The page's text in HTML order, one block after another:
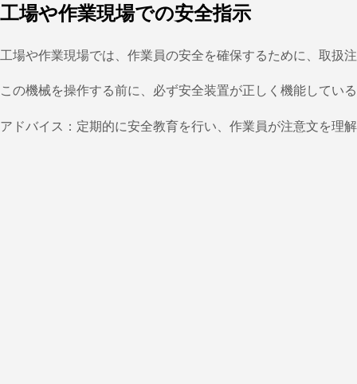
工場や作業現場での安全指示
工場や作業現場では、作業員の安全を確保するために、取扱
この機械を操作する前に、必ず安全装置が正しく機能してい
アドバイス：定期的に安全教育を行い、作業員が注意文を理